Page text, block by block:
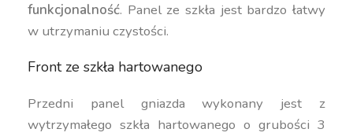
funkcjonalność. Panel ze szkła jest bardzo łatwy
w utrzymaniu czystości.
Front ze szkła hartowanego
Przedni panel gniazda wykonany jest z
wytrzymałego szkła hartowanego o grubości 3